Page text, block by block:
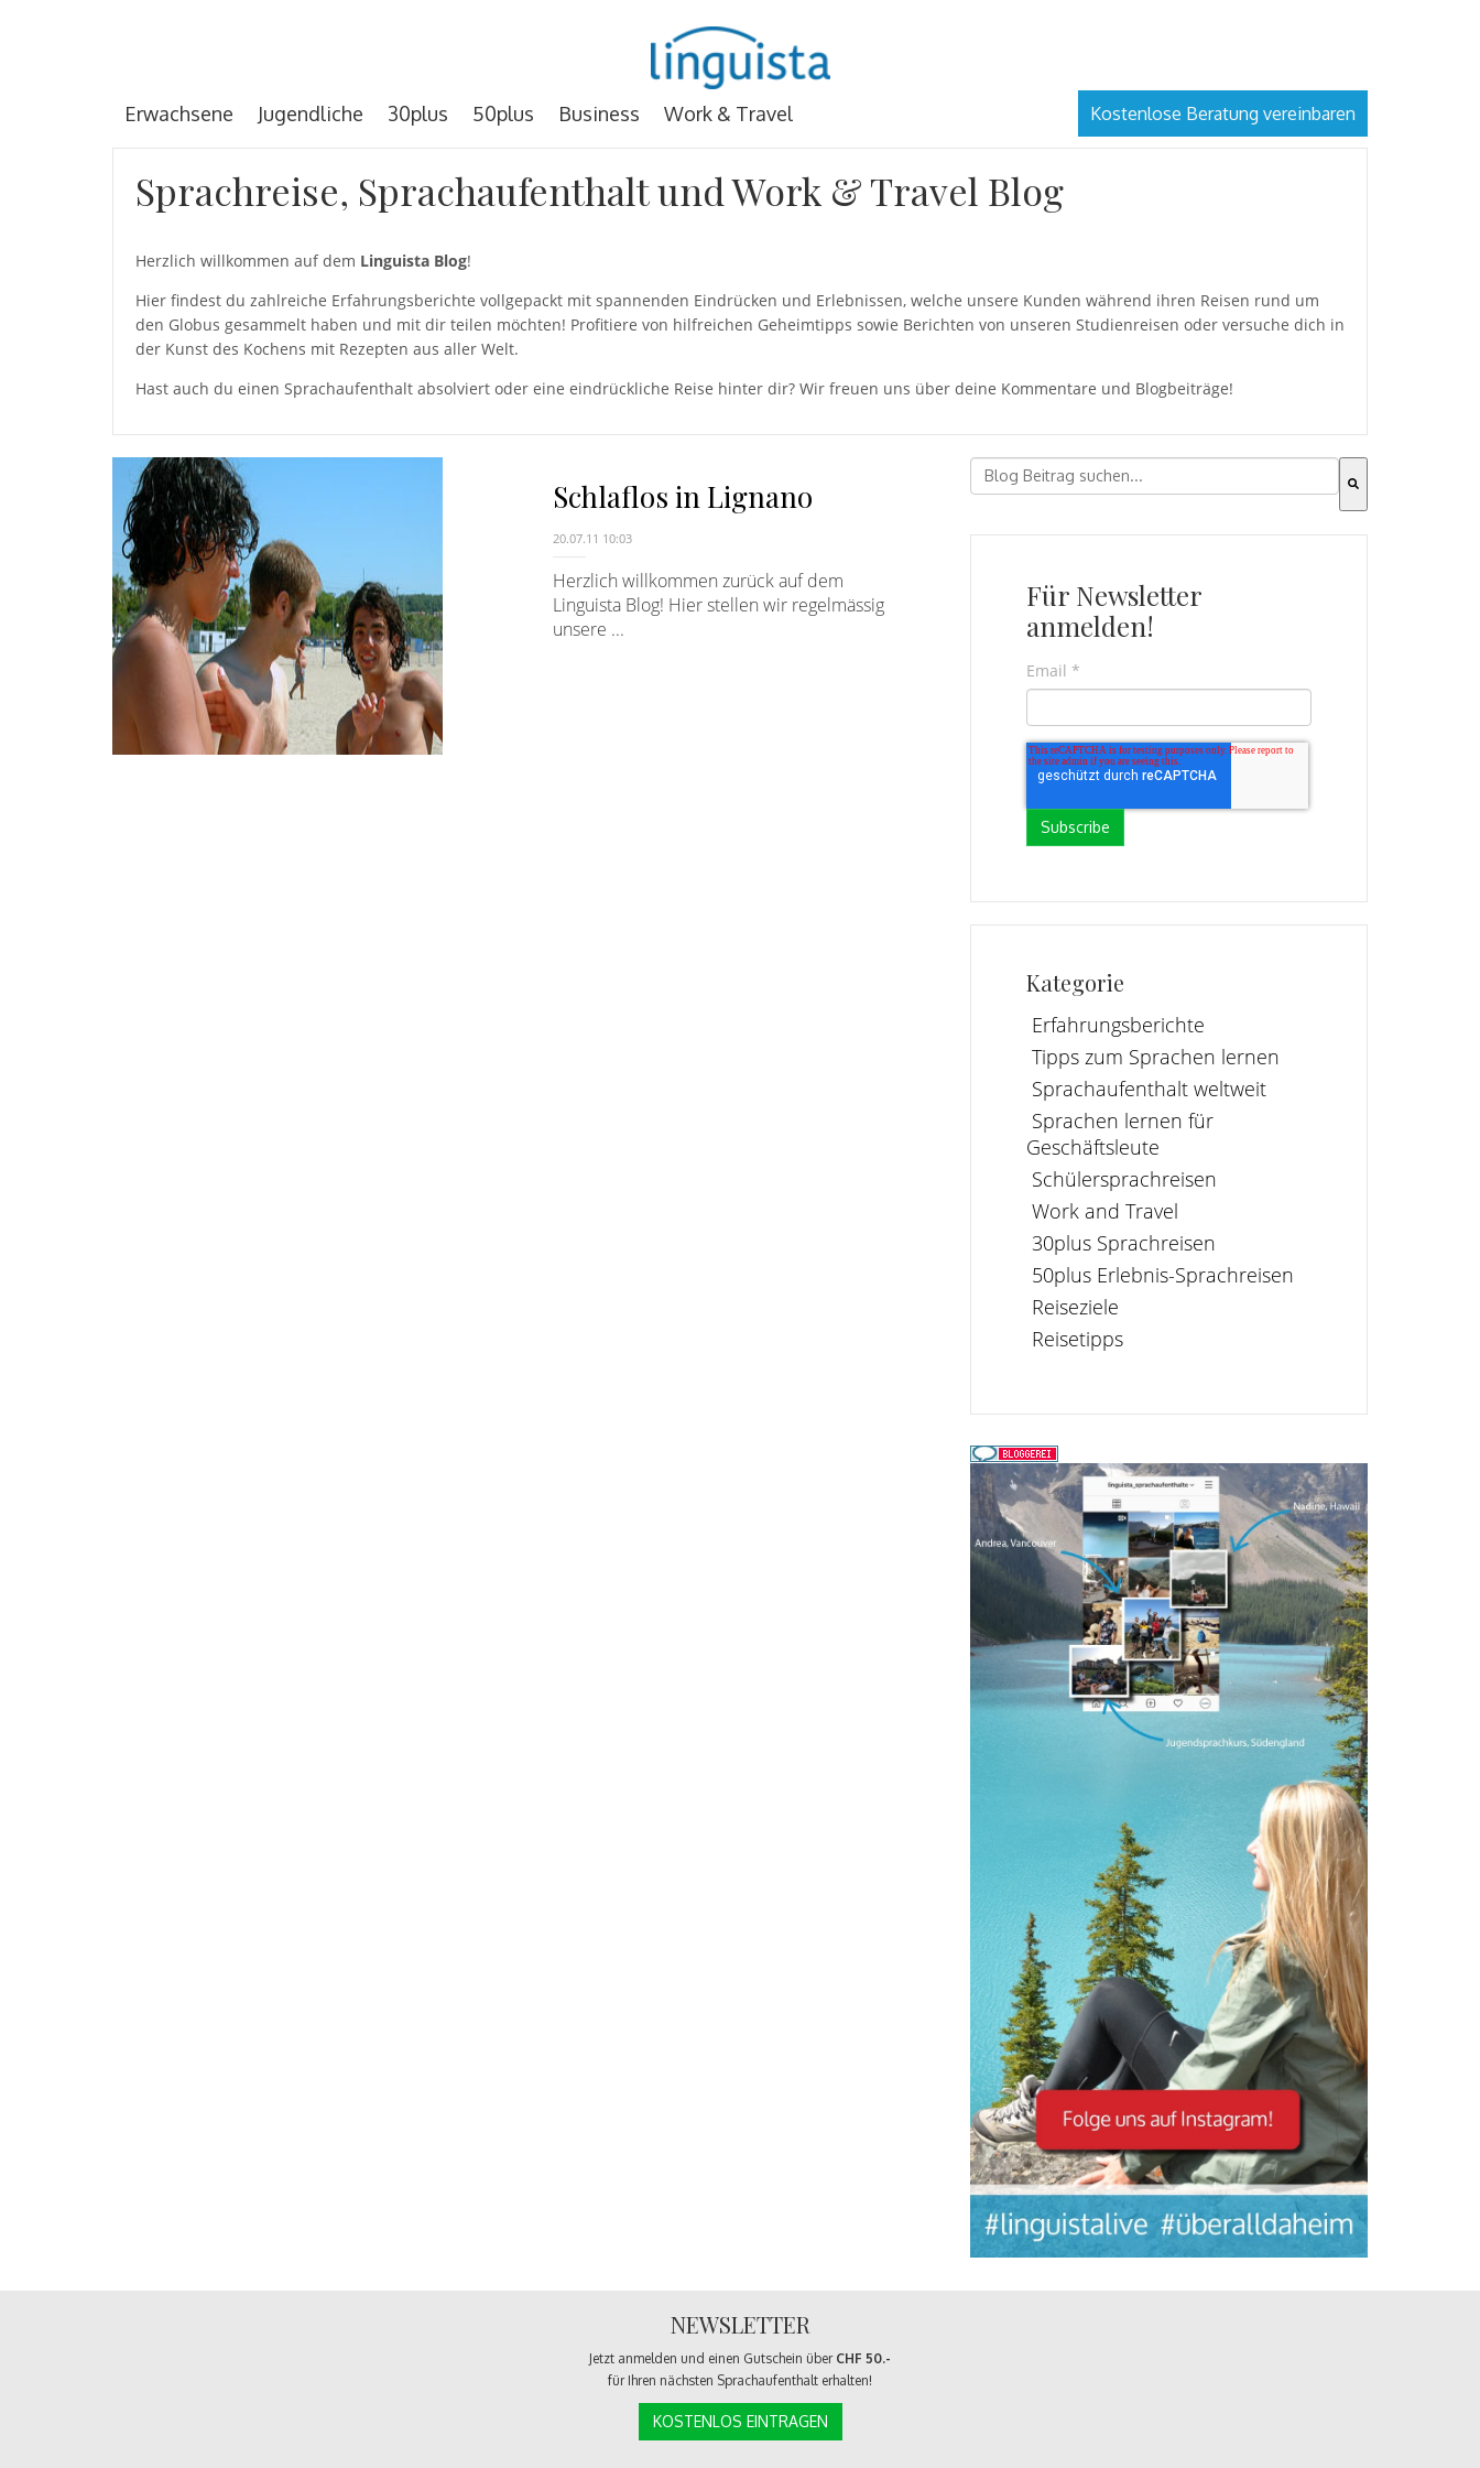
Erwachsene Jugendliche 30plus 50plus Business Work & Travel Kostenlose Beratung vereinbaren
Sprachreise, Sprachaufenthalt und Work & Travel Blog
Herzlich willkommen auf dem Linguista Blog!
Hier findest du zahlreiche Erfahrungsberichte vollgepackt mit spannenden Eindrücken und Erlebnissen, welche unsere Kunden während ihren Reisen rund um
den Globus gesammelt haben und mit dir teilen möchten! Profitiere von hilfreichen Geheimtipps sowie Berichten von unseren Studienreisen oder versuche dich in
der Kunst des Kochens mit Rezepten aus aller Welt.
Hast auch du einen Sprachaufenthalt absolviert oder eine eindrückliche Reise hinter dir? Wir freuen uns über deine Kommentare und Blogbeiträge!
Schlaflos in Lignano
20.07.11 10:03
Herzlich willkommen zurück auf dem
Linguista Blog! Hier stellen wir regelmässig
unsere ...
Dies ist ein Suchfeld mit einer automatischen
Für Newsletter
anmelden!
Email *
Kategorie
Erfahrungsberichte
Tipps zum Sprachen lernen
Sprachaufenthalt weltweit
Sprachen lernen für
Geschäftsleute
Schülersprachreisen
Work and Travel
30plus Sprachreisen
50plus Erlebnis-Sprachreisen
Reiseziele
Reisetipps
NEWSLETTER
Jetzt anmelden und einen Gutschein über CHF 50.-
für Ihren nächsten Sprachaufenthalt erhalten!
KOSTENLOS EINTRAGEN